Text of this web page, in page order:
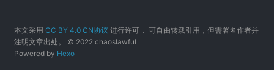
本文采用CC BY 4.0 CN协议 进行许可， 可自由转载引用，但需署名作者并
注明文章出处。 © 2022 chaoslawful
Powered by Hexo